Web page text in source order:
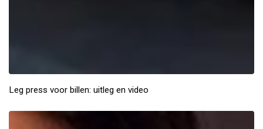
Leg press voor billen: uitleg en video